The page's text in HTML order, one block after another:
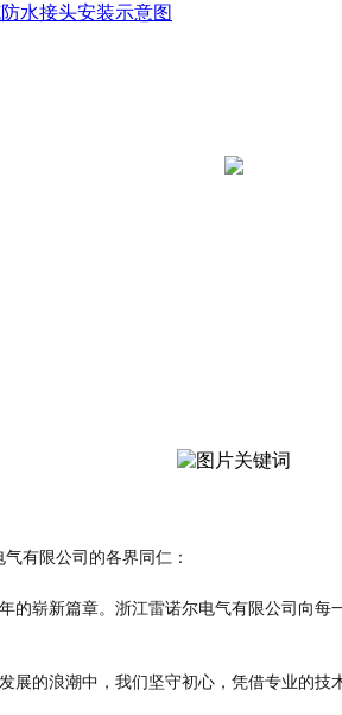
水接头安装示意图
有限公司的各界同仁：
崭新篇章。浙江雷诺尔电气有限公司向
的浪潮中，我们坚守初心，凭借专业的